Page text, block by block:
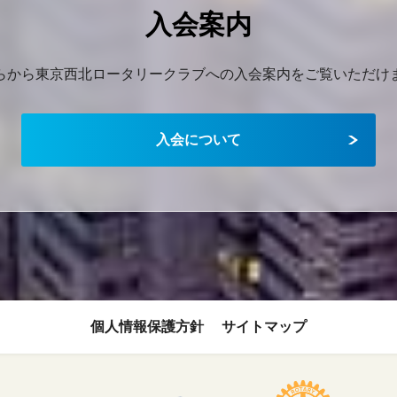
個人情報保護方針 サイトマップ
入会案内
から東京西北ロータリークラブへの入会案内をご覧いただけ
入会について